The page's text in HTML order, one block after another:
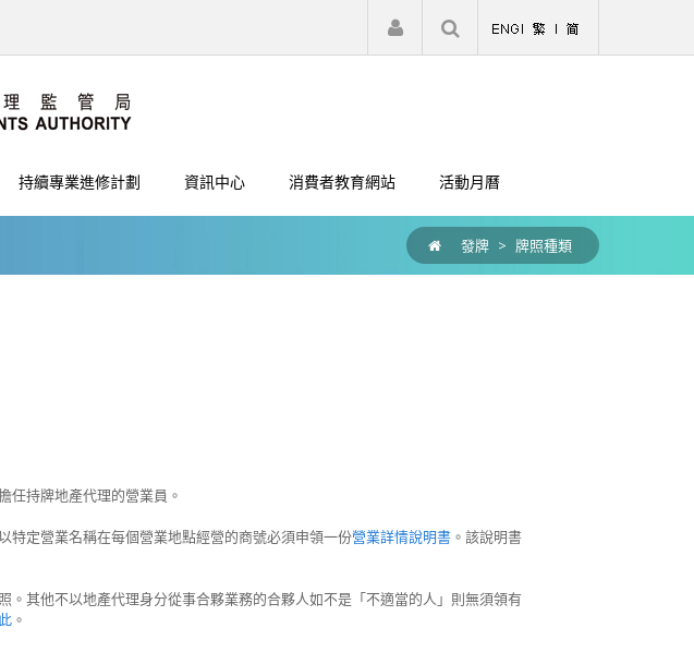
註冊 登入
持續專業進修計劃 資訊中心 消費者教育網站 活動月曆
發牌 > 牌照種類
任持牌地產代理的營業員。
特定營業名稱在每個營業地點經營的商號必須申領一份營業詳情說明書。該說明書
其他不以地產代理身分從事合夥業務的合夥人如不是「不適當的人」則無須領有
。